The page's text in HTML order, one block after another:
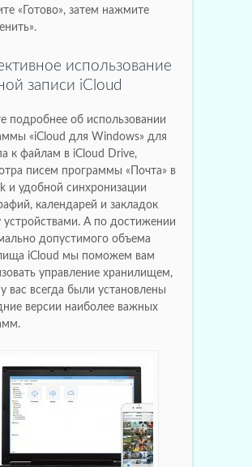
«Готово», затем нажмите
использование
записи iCloud
подробнее об использовании
«iCloud для Windows» для
к файлам в iCloud Drive,
писем программы «Почта» в
и удобной синхронизации
календарей и закладок
А по достижении
допустимого объема
iCloud мы поможем вам
управление хранилищем,
вас всегда были установлены
версии наиболее важных